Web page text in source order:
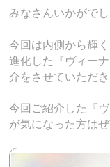
みなさんいかがで
今回は内側から輝
進化した『ヴィー
介をさせていただ
今回ご紹介した『
が気になった方は